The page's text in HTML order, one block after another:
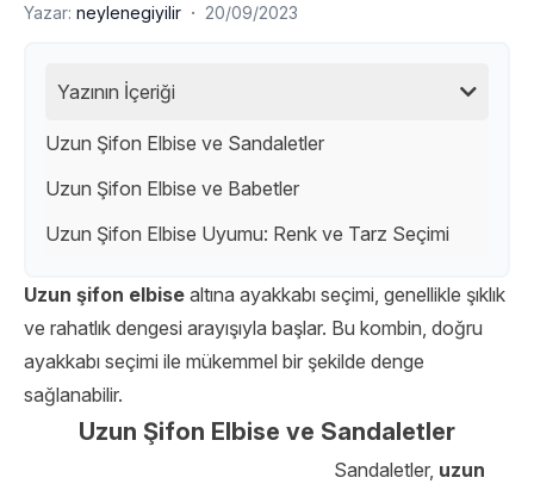
Yazar: neylenegiyilir · 20/09/2023
Yazının İçeriği
Uzun Şifon Elbise ve Sandaletler
Uzun Şifon Elbise ve Babetler
Uzun Şifon Elbise Uyumu: Renk ve Tarz Seçimi
Uzun şifon elbise altına ayakkabı seçimi, genellikle şıklık
ve rahatlık dengesi arayışıyla başlar. Bu kombin, doğru
ayakkabı seçimi ile mükemmel bir şekilde denge
sağlanabilir.
Uzun Şifon Elbise ve Sandaletler
Sandaletler, uzun